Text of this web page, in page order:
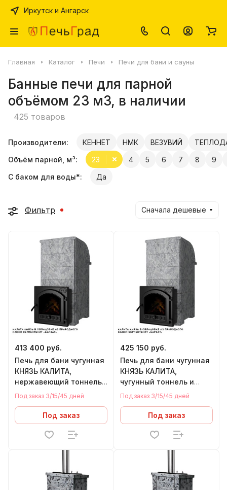
Иркутск и Ангарск
Главная Каталог Печи Печи для бани и сауны
Банные печи для парной
объёмом 23 м3, в наличии
425 товаров
Производители: КЕННЕТ НМК ВЕЗУВИЙ
Объём парной, м³:
4 5 6 7 8 9
23
С баком для воды*:
Да
Фильтр Сначала дешевые
413 400 руб.
Печь для бани чугунная
КНЯЗЬ КАЛИТА,
нержавеющий тоннель,
чугунная дверца
СЕРПЕНТИНИТ БАРХАТ
(18-34 м.куб)
Под заказ 3/15/45 дней
Под заказ
425 150 руб.
Печь для бани чугунная
КНЯЗЬ КАЛИТА,
чугунный тоннель и
чугунная дверца
СЕРПЕНТИНИТ БАРХАТ
(18-34м.куб)
Под заказ 3/15/45 дней
Под заказ